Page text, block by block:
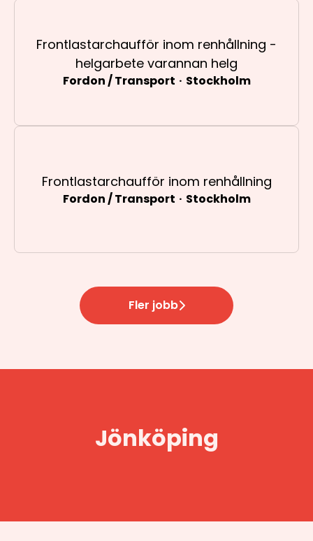
Frontlastarchaufför inom renhållning -
helgarbete varannan helg
Fordon / Transport · Stockholm
Frontlastarchaufför inom renhållning
Fordon / Transport · Stockholm
Fler jobb
Jönköping